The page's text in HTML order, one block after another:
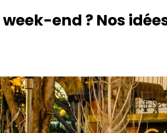
end ? Nos